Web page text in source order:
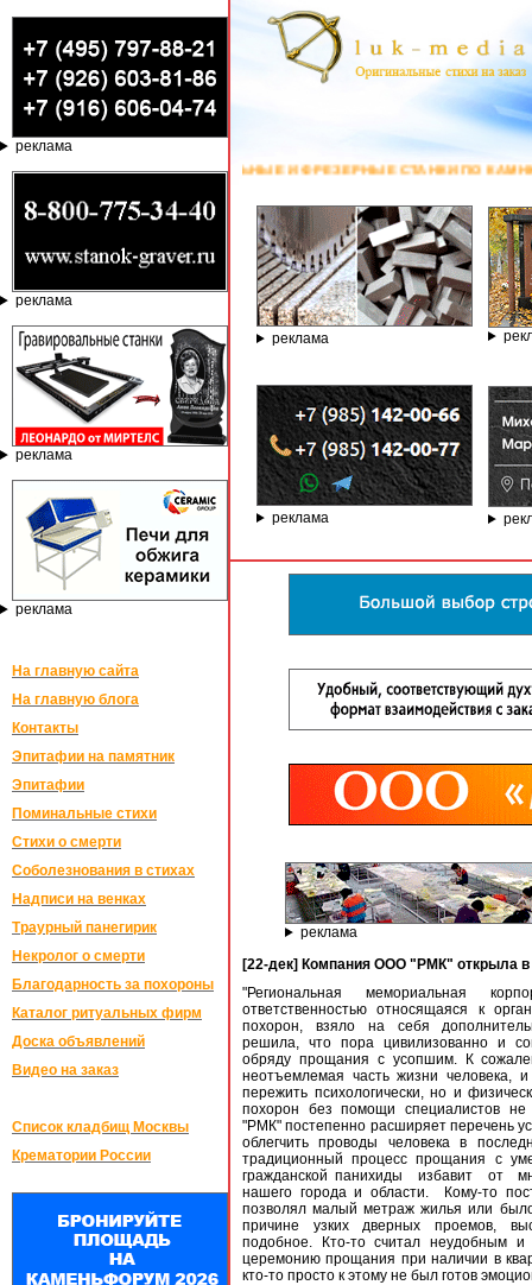
реклама
реклама
реклама
реклама
На главную сайта
На главную блога
Контакты
Эпитафии на памятник
Эпитафии
Поминальные стихи
Стихи о смерти
Соболезнования в стихах
Надписи на венках
Траурный панегирик
Некролог о смерти
Благодарность за похороны
Каталог ритуальных фирм
Доска объявлений
Видео на заказ
Список кладбищ Москвы
Крематории России
И ФРЕЗЕРНЫЕ СТАНКИ ПО КАМНЮ ОТ КОМПАНИИ ГРАВЁР -
реклама
реклама
реклама
[22-дек] Компания ООО "РМК" открыла
"Региональная мемориальная
ответственностью относящаяся к
похорон, взяло на себя
решила, что пора цивилизованно и
обряду прощания с усопшим. К
неотъемлемая часть жизни человека,
пережить психологически, но и
похорон без помощи специалистов не
"РМК" постепенно расширяет перечень
облегчить проводы человека в
традиционный процесс прощания с
гражданской панихиды избавит от
нашего города и области. Кому-то
позволял малый метраж жилья или
причине узких дверных проемов,
подобное. Кто-то считал неудобным и
церемонию прощания при наличии в
кто-то просто к этому не был готов